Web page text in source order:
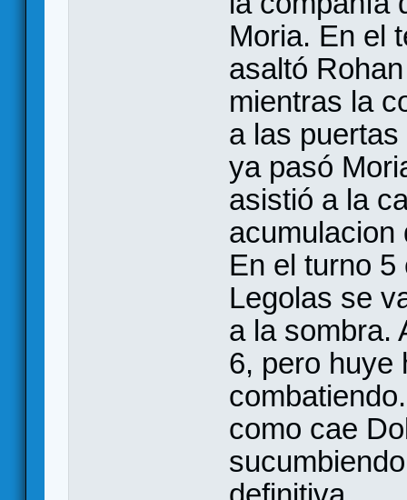
Moria. En el
asaltó
mientras la
a las
ya pasó
asistió a la
acumulacion
En el turno
Legolas se
a la sombra.
6, pero huye
como cae